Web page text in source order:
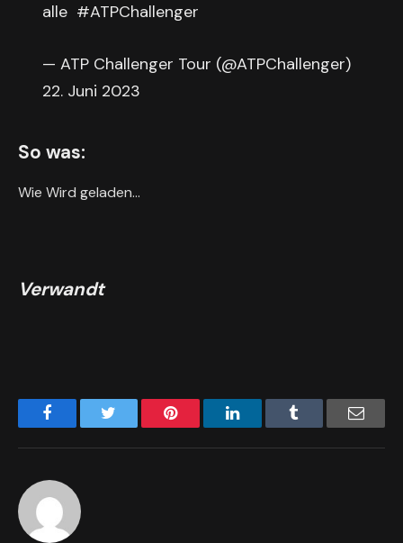
alle #ATPChallenger
— ATP Challenger Tour (@ATPChallenger)
22. Juni 2023
So was:
Wie Wird geladen…
Verwandt
Facebook Pinterest LinkedIn Email